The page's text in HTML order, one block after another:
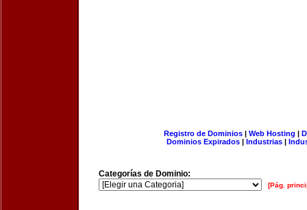
Registro de Dominios| Web Hosting |
Dominios Expirados | Industrias |
Categorías de Dominio:
[Pág.